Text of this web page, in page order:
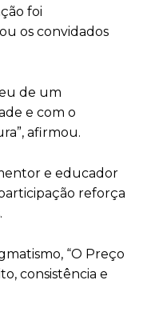
foi
os convidados
de um
e com o
afirmou.
e educador
reforça
“O Preço
consistência e